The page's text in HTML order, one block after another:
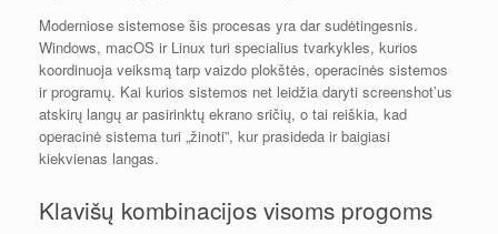
Moderniose sistemose šis procesas yra dar sudėtingesnis.
Windows, macOS ir Linux turi specialius tvarkykles, kurios
koordinuoja veiksmą tarp vaizdo plokštės, operacinės sistemos
ir programų. Kai kurios sistemos net leidžia daryti screenshot’us
atskirų langų ar pasirinktų ekrano sričių, o tai reiškia, kad
operacinė sistema turi „žinoti”, kur prasideda ir baigiasi
kiekvienas langas.
Klavišų kombinacijos visoms progoms